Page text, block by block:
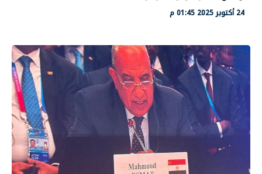
24 أكتوبر 2025 01:45 م